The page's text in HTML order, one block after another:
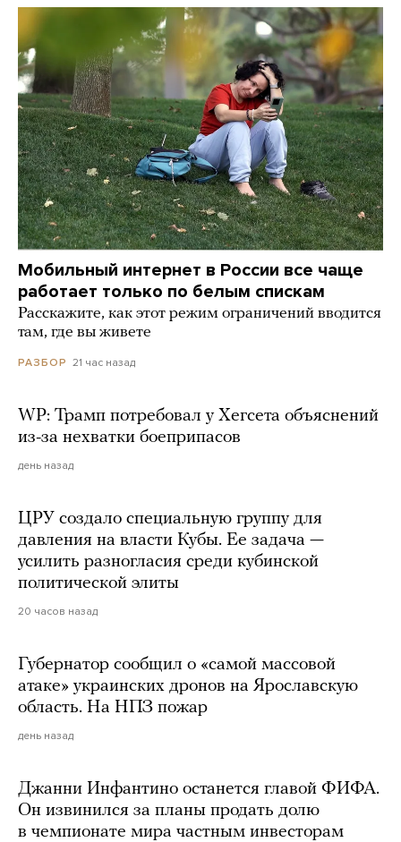
Мобильный интернет в России все чаще
работает только по белым спискам
Расскажите, как этот режим ограничений вводится
там, где вы живете
РАЗБОР 21 час назад
WP: Трамп потребовал у Хегсета объяснений
из-за нехватки боеприпасов
день назад
ЦРУ создало специальную группу для
давления на власти Кубы. Ее задача —
усилить разногласия среди кубинской
политической элиты
20 часов назад
Губернатор сообщил о «самой массовой
атаке» украинских дронов на Ярославскую
область. На НПЗ пожар
день назад
Джанни Инфантино останется главой ФИФА.
Он извинился за планы продать долю
в чемпионате мира частным инвесторам